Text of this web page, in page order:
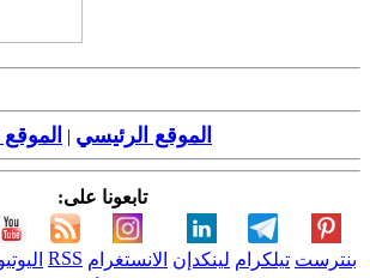
الموقع الرئيسي |
تابعونا على:
RSS الانستغرام لينكدإن تيلكرام بنترست